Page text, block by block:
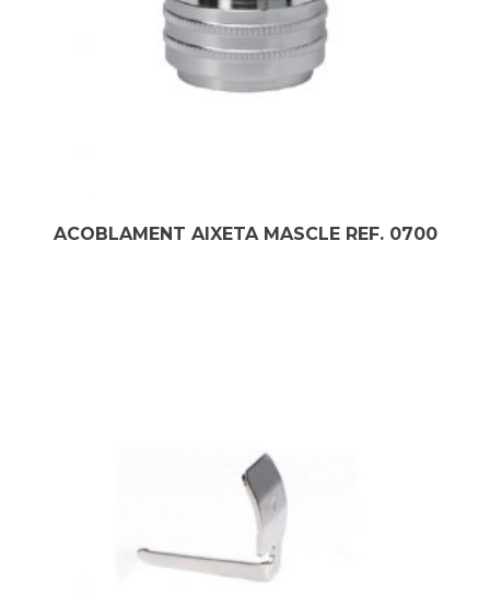
ACOBLAMENT AIXETA MASCLE REF. 0700